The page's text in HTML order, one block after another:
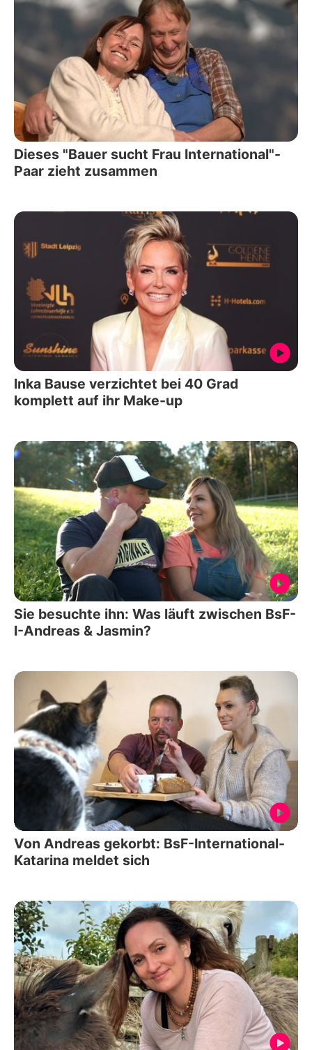
Dieses "Bauer sucht Frau International"-
Paar zieht zusammen
Inka Bause verzichtet bei 40 Grad
komplett auf ihr Make-up
Sie besuchte ihn: Was läuft zwischen BsF-
I-Andreas & Jasmin?
Von Andreas gekorbt: BsF-International-
Katarina meldet sich